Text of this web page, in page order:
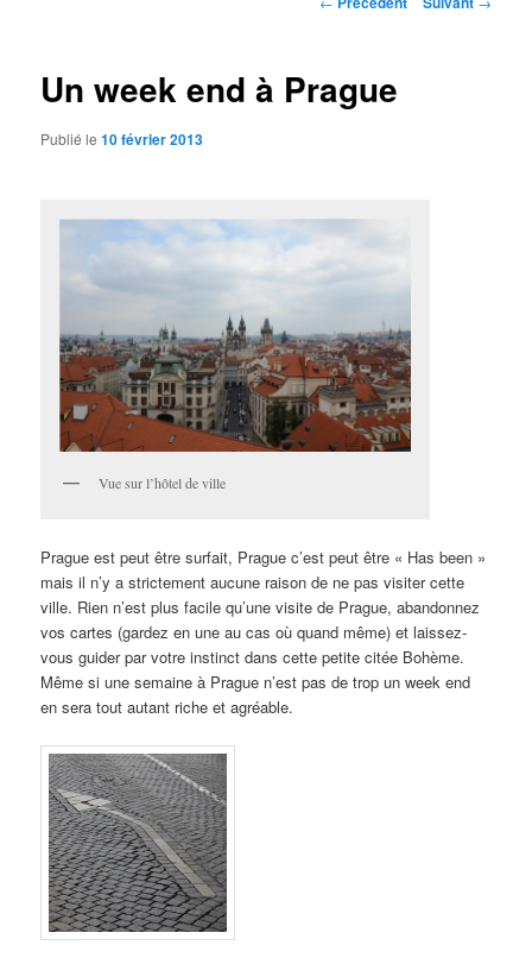
Un week end à Prague
Publié le10 février 2013
Vue sur l’hôtel de ville
Prague est peut être surfait, Prague c’est peut être « Has been »
mais il n’y a strictement aucune raison de ne pas visiter cette
ville. Rien n’est plus facile qu’une visite de Prague, abandonnez
vos cartes (gardez en une au cas où quand même) et laissez-
vous guider par votre instinct dans cette petite citée Bohème.
Même si une semaine à Prague n’est pas de trop un week end
en sera tout autant riche et agréable.